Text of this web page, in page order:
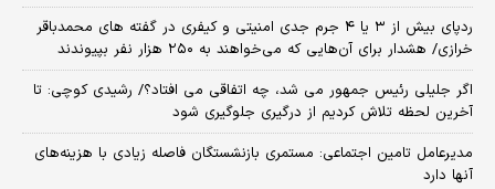
ردپای بیش از ۳ یا ۴ جرم جدی امنیتی و کیفری در گفته های محمدباقر
خرازی/ هشدار برای آن‌هایی که می‌خواهند به ۲۵۰ هزار نفر بپیوندند
اگر جلیلی رئیس جمهور می شد، چه اتفاقی می افتاد؟/ رشیدی کوچی: تا
آخرین لحظه تلاش کردیم از درگیری جلوگیری شود
مدیرعامل تامین اجتماعی: مستمری بازنشستگان فاصله زیادی با هزینه‌های
آنها دارد